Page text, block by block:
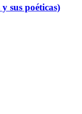
sus poéticas)